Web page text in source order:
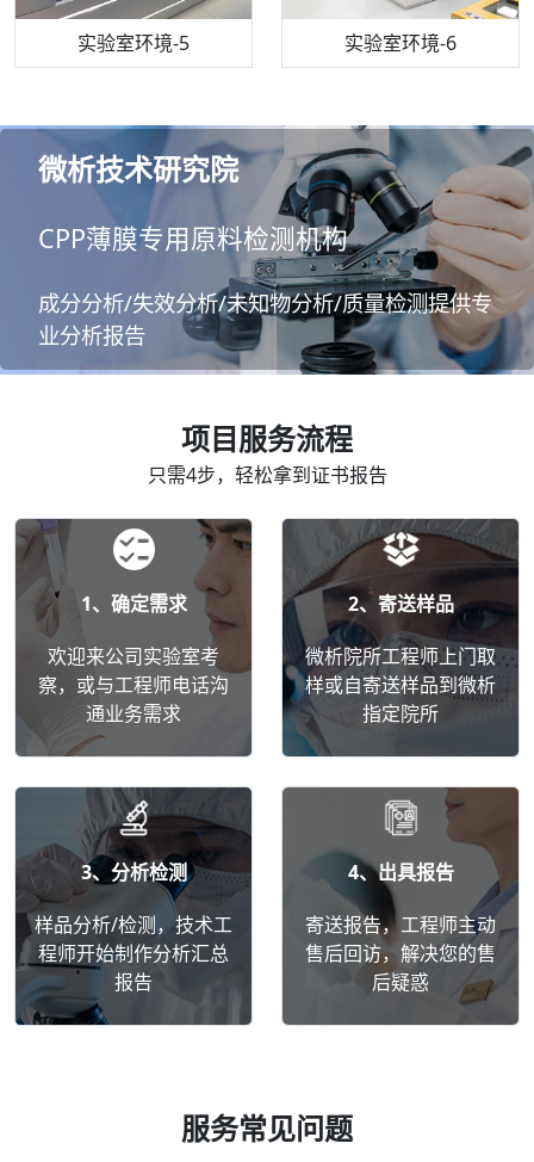
实验室环境-5 实验室环境-6
机构质检技术员-5 机构质检技术员-6
气相色谱仪 万能力学试验仪
微析技术研究院
CPP薄膜专用原料检测机构
成分分析/失效分析/未知物分析/质量检测提供专
业分析报告
项目服务流程
只需4步，轻松拿到证书报告
1、确定需求
欢迎来公司实验室考
察，或与工程师电话沟
通业务需求
2、寄送样品
微析院所工程师上门取
样或自寄送样品到微析
指定院所
3、分析检测
样品分析/检测，技术工
程师开始制作分析汇总
报告
4、出具报告
寄送报告，工程师主动
售后回访，解决您的售
后疑惑
服务常见问题